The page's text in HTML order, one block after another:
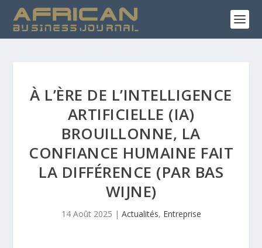
À L’ÈRE DE L’INTELLIGENCE
ARTIFICIELLE (IA)
BROUILLONNE, LA
CONFIANCE HUMAINE FAIT
LA DIFFÉRENCE (PAR BAS
WIJNE)
14 Août 2025 | Actualités, Entreprise